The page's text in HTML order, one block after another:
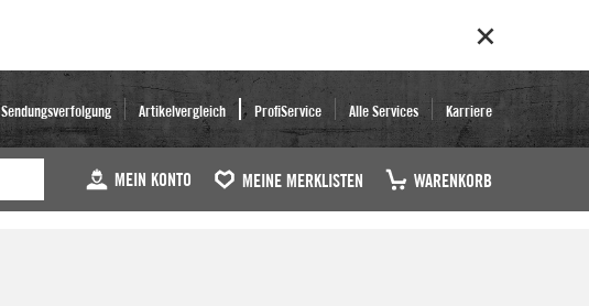
Sendungsverfolgung Artikelvergleich ProfiService Alle Services Karriere
MEIN KONTO MEINE MERKLISTEN WARENKORB